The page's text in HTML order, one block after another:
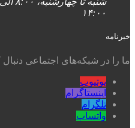
۱۴:۰۰
خبرنامه
ما را در شبکه‌های اجتماعی دنبال
یوتیوب
اینستاگرام
تلگرام
واتساپ